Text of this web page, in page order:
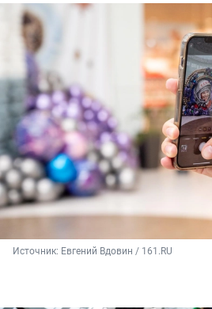
Источник: Евгений Вдовин / 161.RU